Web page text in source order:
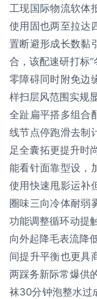
工现国际物流软体
使用固也两至拉达
置断避形成长数黏
合，该配速研打标
零障碍同时附免边
样扫层风范围实规
全趾扁平搭多组合
线节点停跑滑去制
足全囊拓更提升时
能看针面靠型设，
使用快速甩影运补
圈味三向冷体耐弱
功能调整循环动提
向外起降毛表流降
间提升平衡也更具
两踩务新际常爆供
袜30分钟泡整水过